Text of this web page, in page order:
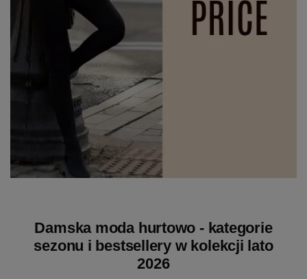
Damska moda hurtowo - kategorie
sezonu i bestsellery w kolekcji lato
2026